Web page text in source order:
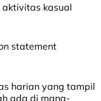
aktivitas kasual
statement
harian yang tampil
ada di mana-